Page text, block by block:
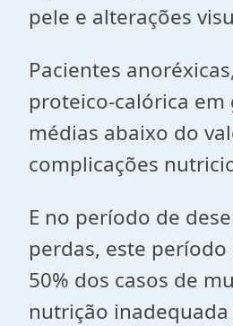
pele e alterações
Pacientes
proteico-calórica em
médias abaixo do
complicações
E no período de
perdas, este
50% dos casos de
nutrição